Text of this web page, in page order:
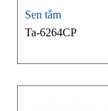
Sen tắm
Ta-6264CP